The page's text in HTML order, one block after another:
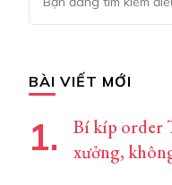
BÀI VIẾT MỚI
Bí kíp order
xưởng,